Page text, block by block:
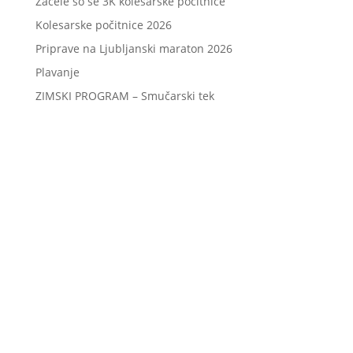
Kolesarske počitnice 2026
Priprave na Ljubljanski maraton 2026
Plavanje
ZIMSKI PROGRAM – Smučarski tek